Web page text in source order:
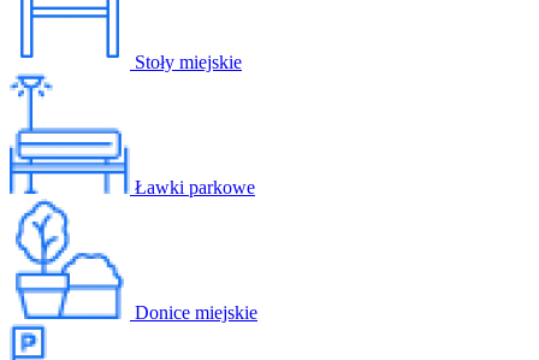
Stoły miejskie
Ławki parkowe
Donice miejskie